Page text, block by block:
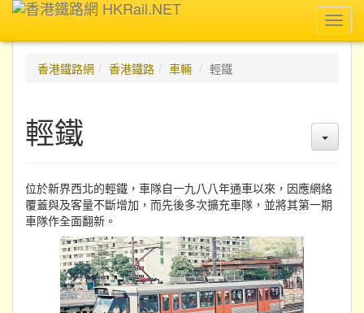
香港鐵路網
香港鐵路 車輛 輕鐵
輕鐵
位於新界西北的輕鐵，車隊自一九八八年通車以來，因應網絡
覆蓋與及客量不斷增加，而先後多次擴充車隊，並將其第一期
車隊作全面翻新。